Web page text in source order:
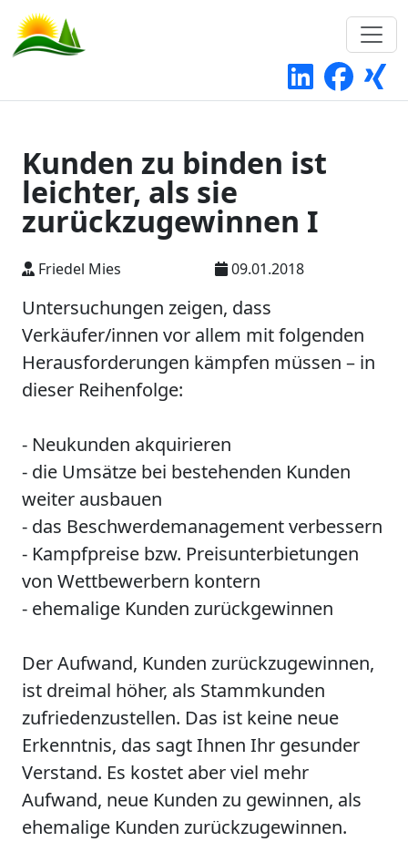
Kunden zu binden ist
leichter, als sie
zurückzugewinnen I
Friedel Mies 09.01.2018
Untersuchungen zeigen, dass
Verkäufer/innen vor allem mit folgenden
Herausforderungen kämpfen müssen – in
dieser Reihenfolge:
- Neukunden akquirieren
- die Umsätze bei bestehenden Kunden
weiter ausbauen
- das Beschwerdemanagement verbessern
- Kampfpreise bzw. Preisunterbietungen
von Wettbewerbern kontern
- ehemalige Kunden zurückgewinnen
Der Aufwand, Kunden zurückzugewinnen,
ist dreimal höher, als Stammkunden
zufriedenzustellen. Das ist keine neue
Erkenntnis, das sagt Ihnen Ihr gesunder
Verstand. Es kostet aber viel mehr
Aufwand, neue Kunden zu gewinnen, als
ehemalige Kunden zurückzugewinnen.